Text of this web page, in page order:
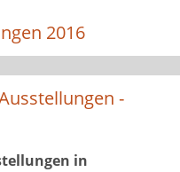
2016
-
in